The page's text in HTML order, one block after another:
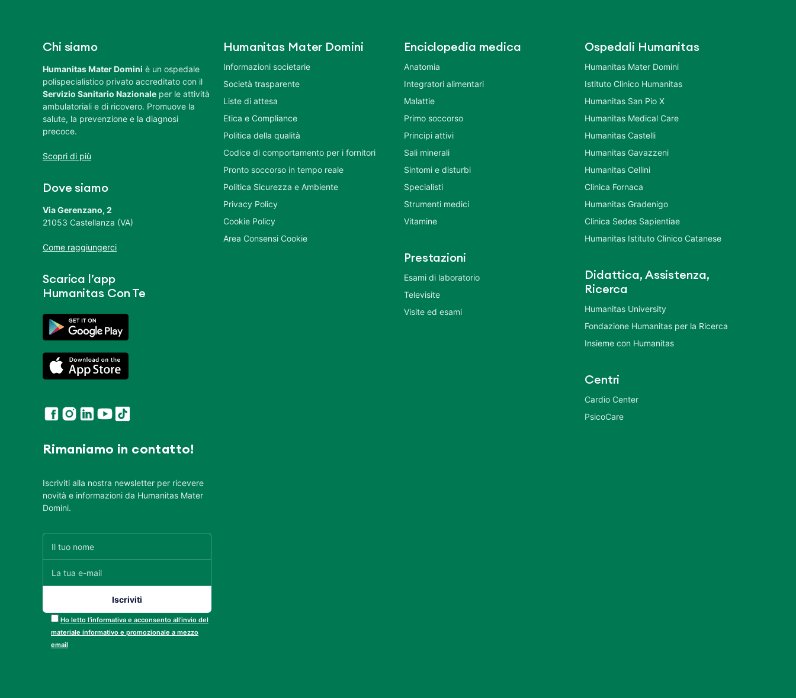
Chi siamo
Humanitas Mater Domini è un ospedale
polispecialistico privato accreditato con il
Servizio Sanitario Nazionale per le attività
ambulatoriali e di ricovero. Promuove la
salute, la prevenzione e la diagnosi
precoce.
Scopri di più
Dove siamo
Via Gerenzano, 2
21053 Castellanza (VA)
Come raggiungerci
Scarica l’app
Humanitas Con Te
Rimaniamo in contatto!
Iscriviti alla nostra newsletter per ricevere
novità e informazioni da Humanitas Mater
Domini.
Ho letto l’informativa e acconsento all’invio del
materiale informativo e promozionale a mezzo
email
Humanitas Mater Domini
Informazioni societarie
Società trasparente
Liste di attesa
Etica e Compliance
Politica della qualità
Codice di comportamento per i fornitori
Pronto soccorso in tempo reale
Politica Sicurezza e Ambiente
Privacy Policy
Cookie Policy
Area Consensi Cookie
Enciclopedia medica
Anatomia
Integratori alimentari
Malattie
Primo soccorso
Principi attivi
Sali minerali
Sintomi e disturbi
Specialisti
Strumenti medici
Vitamine
Prestazioni
Esami di laboratorio
Televisite
Visite ed esami
Ospedali Humanitas
Humanitas Mater Domini
Istituto Clinico Humanitas
Humanitas San Pio X
Humanitas Medical Care
Humanitas Castelli
Humanitas Gavazzeni
Humanitas Cellini
Clinica Fornaca
Humanitas Gradenigo
Clinica Sedes Sapientiae
Humanitas Istituto Clinico Catanese
Didattica, Assistenza,
Ricerca
Humanitas University
Fondazione Humanitas per la Ricerca
Insieme con Humanitas
Centri
Cardio Center
PsicoCare